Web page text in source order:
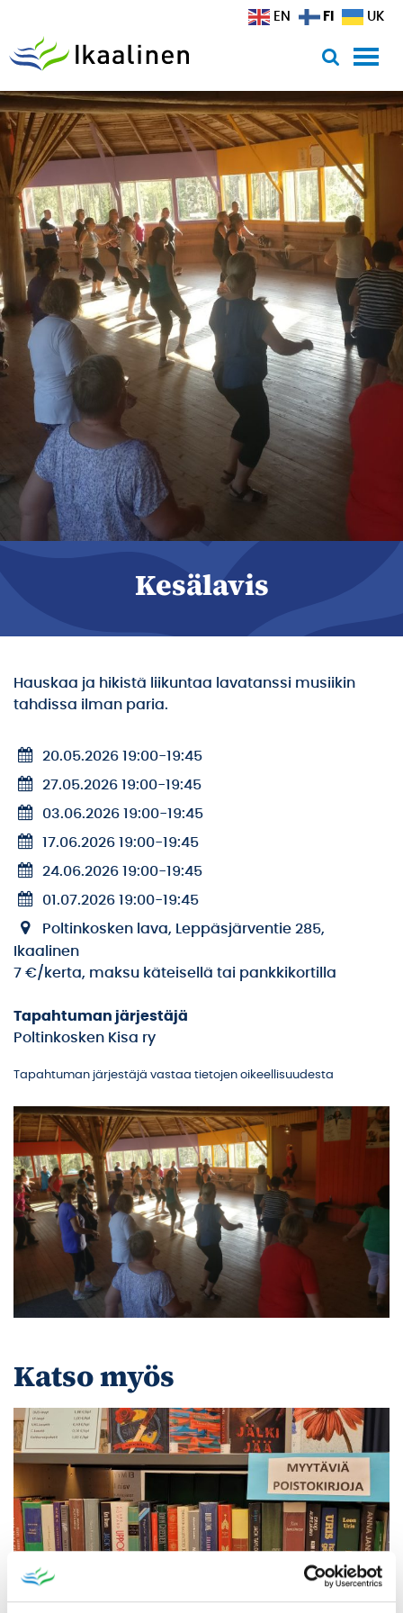
Kesälavis
Hauskaa ja hikistä liikuntaa lavatanssi musiikin
tahdissa ilman paria.
20.05.2026 19:00-19:45
27.05.2026 19:00-19:45
03.06.2026 19:00-19:45
17.06.2026 19:00-19:45
24.06.2026 19:00-19:45
01.07.2026 19:00-19:45
Poltinkosken lava, Leppäsjärventie 285,
Ikaalinen
7 €/kerta, maksu käteisellä tai pankkikortilla
Tapahtuman järjestäjä
Poltinkosken Kisa ry
Tapahtuman järjestäjä vastaa tietojen oikeellisuudesta
Katso myös
EN FI UK